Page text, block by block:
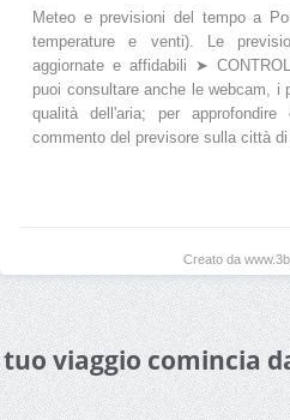
Meteo e previsioni del tempo a
temperature e venti). Le
aggiornate e affidabili ➤
puoi consultare anche le webcam,
qualità dell'aria; per
commento del previsore sulla città di
Creato da
viaggio comincia